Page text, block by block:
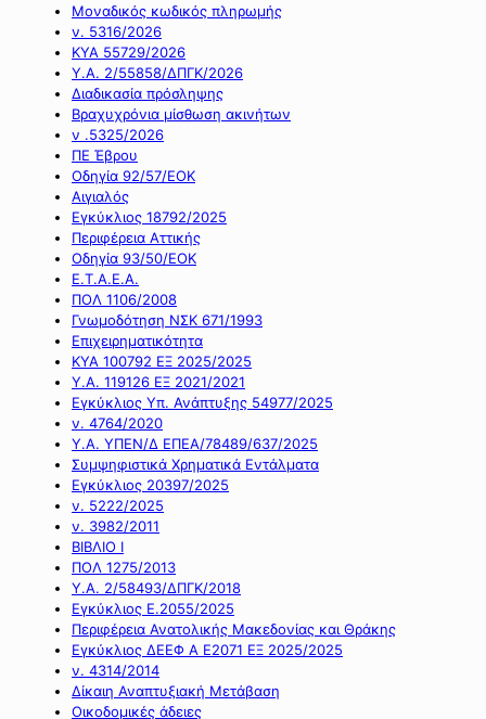
Μοναδικός κωδικός πληρωμής
ν. 5316/2026
ΚΥΑ 55729/2026
Υ.Α. 2/55858/ΔΠΓΚ/2026
Διαδικασία πρόσληψης
Βραχυχρόνια μίσθωση ακινήτων
ν .5325/2026
ΠΕ Έβρου
Οδηγία 92/57/ΕΟΚ
Αιγιαλός
Εγκύκλιος 18792/2025
Περιφέρεια Αττικής
Οδηγία 93/50/ΕΟΚ
Ε.Τ.Α.Ε.Α.
ΠΟΛ 1106/2008
Γνωμοδότηση ΝΣΚ 671/1993
Επιχειρηματικότητα
ΚΥΑ 100792 ΕΞ 2025/2025
Υ.Α. 119126 ΕΞ 2021/2021
Εγκύκλιος Υπ. Ανάπτυξης 54977/2025
ν. 4764/2020
Υ.Α. ΥΠΕΝ/Δ ΕΠΕΑ/78489/637/2025
Συμψηφιστικά Χρηματικά Εντάλματα
Εγκύκλιος 20397/2025
ν. 5222/2025
ν. 3982/2011
ΒΙΒΛΙΟ Ι
ΠΟΛ 1275/2013
Υ.Α. 2/58493/ΔΠΓΚ/2018
Εγκύκλιος Ε.2055/2025
Περιφέρεια Ανατολικής Μακεδονίας και Θράκης
Εγκύκλιος ΔΕΕΦ Α Ε2071 ΕΞ 2025/2025
ν. 4314/2014
Δίκαιη Αναπτυξιακή Μετάβαση
Οικοδομικές άδειες